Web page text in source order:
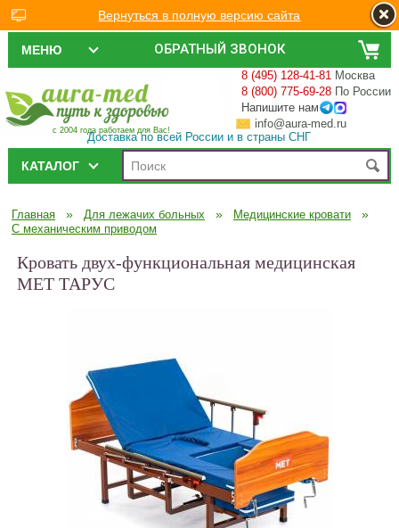
ОБРАТНЫЙ ЗВОНОК
МЕНЮ
с 2004 года работаем для Вас!
8 (495) 128-41-81 Москва
8 (800) 775-69-28 По России
Напишите нам
info@aura-med.ru
Доставка по всей России и в страны СНГ
КАТАЛОГ
Главная » Для лежачих больных » Медицинские кровати »
С механическим приводом
Кровать двух-функциональная медицинская
MET ТАРУС
Вернуться в полную версию сайта